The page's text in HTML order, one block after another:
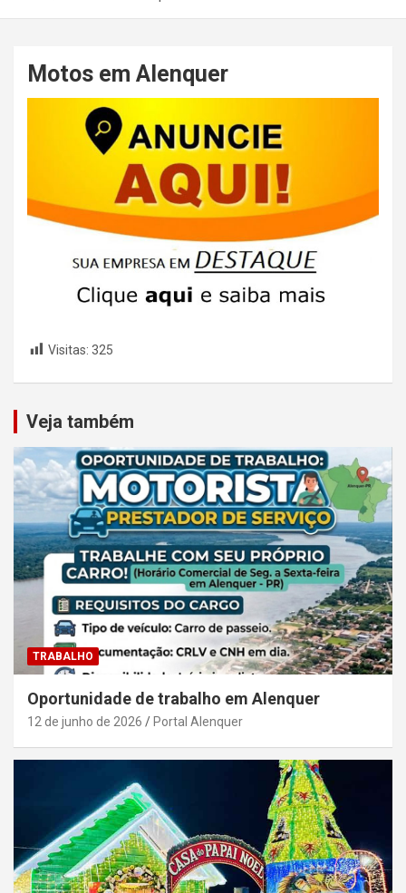
Motos em Alenquer
Visitas: 325
Veja também
TRABALHO
Oportunidade de trabalho em Alenquer
12 de junho de 2026 Portal Alenquer